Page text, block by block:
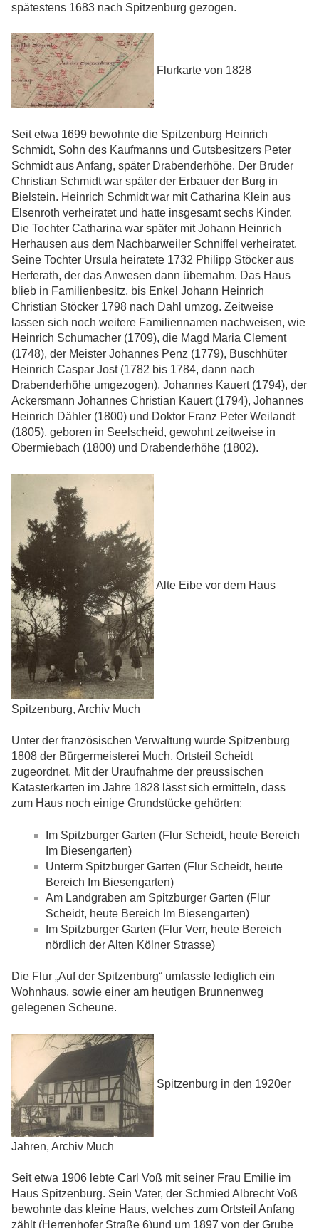
spätestens 1683 nach Spitzenburg gezogen.
Flurkarte von 1828
Seit etwa 1699 bewohnte die Spitzenburg Heinrich
Schmidt, Sohn des Kaufmanns und Gutsbesitzers Peter
Schmidt aus Anfang, später Drabenderhöhe. Der Bruder
Christian Schmidt war später der Erbauer der Burg in
Bielstein. Heinrich Schmidt war mit Catharina Klein aus
Elsenroth verheiratet und hatte insgesamt sechs Kinder.
Die Tochter Catharina war später mit Johann Heinrich
Herhausen aus dem Nachbarweiler Schniffel verheiratet.
Seine Tochter Ursula heiratete 1732 Philipp Stöcker aus
Herferath, der das Anwesen dann übernahm. Das Haus
blieb in Familienbesitz, bis Enkel Johann Heinrich
Christian Stöcker 1798 nach Dahl umzog. Zeitweise
lassen sich noch weitere Familiennamen nachweisen, wie
Heinrich Schumacher (1709), die Magd Maria Clement
(1748), der Meister Johannes Penz (1779), Buschhüter
Heinrich Caspar Jost (1782 bis 1784, dann nach
Drabenderhöhe umgezogen), Johannes Kauert (1794), der
Ackersmann Johannes Christian Kauert (1794), Johannes
Heinrich Dähler (1800) und Doktor Franz Peter Weilandt
(1805), geboren in Seelscheid, gewohnt zeitweise in
Obermiebach (1800) und Drabenderhöhe (1802).
Alte Eibe vor dem Haus
Spitzenburg, Archiv Much
Unter der französischen Verwaltung wurde Spitzenburg
1808 der Bürgermeisterei Much, Ortsteil Scheidt
zugeordnet. Mit der Uraufnahme der preussischen
Katasterkarten im Jahre 1828 lässt sich ermitteln, dass
zum Haus noch einige Grundstücke gehörten:
Im Spitzburger Garten (Flur Scheidt, heute Bereich
Im Biesengarten)
Unterm Spitzburger Garten (Flur Scheidt, heute
Bereich Im Biesengarten)
Am Landgraben am Spitzburger Garten (Flur
Scheidt, heute Bereich Im Biesengarten)
Im Spitzburger Garten (Flur Verr, heute Bereich
nördlich der Alten Kölner Strasse)
Die Flur „Auf der Spitzenburg“ umfasste lediglich ein
Wohnhaus, sowie einer am heutigen Brunnenweg
gelegenen Scheune.
Spitzenburg in den 1920er
Jahren, Archiv Much
Seit etwa 1906 lebte Carl Voß mit seiner Frau Emilie im
Haus Spitzenburg. Sein Vater, der Schmied Albrecht Voß
bewohnte das kleine Haus, welches zum Ortsteil Anfang
zählt (Herrenhofer Straße 6)und um 1897 von der Grube